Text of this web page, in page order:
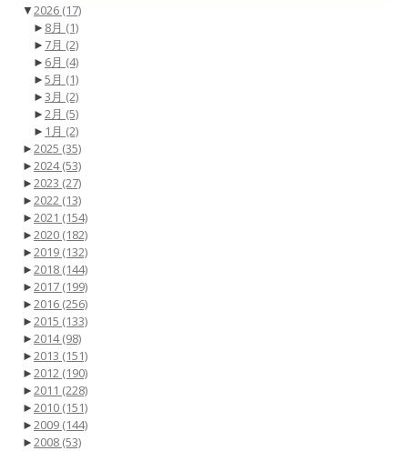
▼2026 (17)
► 8月 (1)
► 7月 (2)
► 6月 (4)
►5月 (1)
►3月 (2)
►2月 (5)
► 1月 (2)
►2025 (35)
►2024(53)
►2023 (27)
►2022 (13)
►2021 (154)
►2020 (182)
►2019 (132)
►2018 (144)
►2017 (199)
►2016 (256)
►2015 (133)
►2014(98)
►2013 (151)
►2012 (190)
►2011 (228)
►2010 (151)
►2009 (144)
►2008 (53)